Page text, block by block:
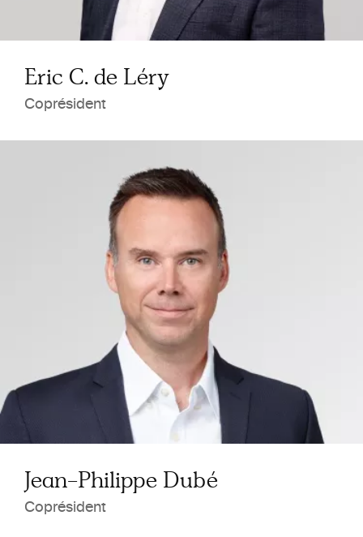
Eric C. de Léry
Coprésident
Eric C. de Léry
Coprésident
Jean-Philippe Dubé
Coprésident